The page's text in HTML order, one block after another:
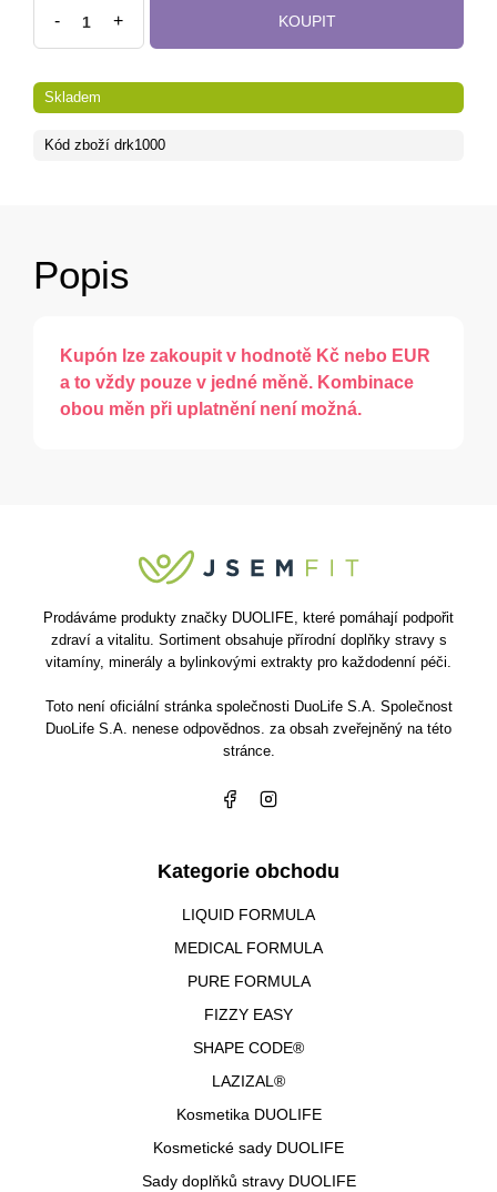
- + KOUPIT
Skladem
Kód zboží drk1000
Popis
Kupón lze zakoupit v hodnotě Kč nebo EUR
a to vždy pouze v jedné měně. Kombinace
obou měn při uplatnění není možná.
Prodáváme produkty značky DUOLIFE, které pomáhají podpořit
zdraví a vitalitu. Sortiment obsahuje přírodní doplňky stravy s
vitamíny, minerály a bylinkovými extrakty pro každodenní péči.
Toto není oficiální stránka společnosti DuoLife S.A. Společnost
DuoLife S.A. nenese odpovědnos. za obsah zveřejněný na této
stránce.
Kategorie obchodu
LIQUID FORMULA
MEDICAL FORMULA
PURE FORMULA
FIZZY EASY
SHAPE CODE®
LAZIZAL®
Kosmetika DUOLIFE
Kosmetické sady DUOLIFE
Sady doplňků stravy DUOLIFE